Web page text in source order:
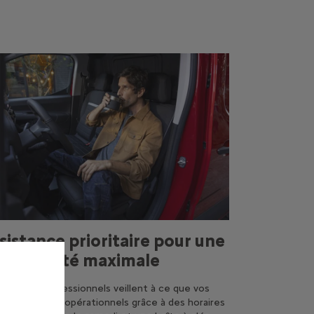
prioritaire pour une
maximale
Centres Professionnels veillent à ce que vos
restent opérationnels grâce à des horaires